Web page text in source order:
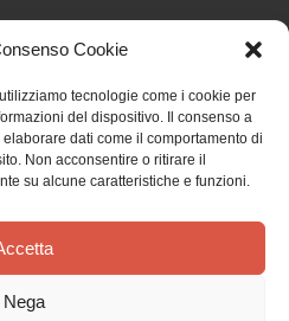
Cookie
tecnologie come i cookie per
del dispositivo. Il consenso a
dati come il comportamento di
Non acconsentire o ritirare il
su alcune caratteristiche e funzioni.
Nega
Paolo SAS
(TO)
- Fax: (+39) 0121 353839
TERMINI E CONDIZIONI